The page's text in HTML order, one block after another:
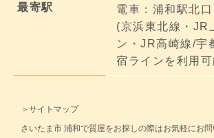
最寄駅
電車：浦和駅北
(京浜東北線・JR
ン・JR高崎線/宇
宿ラインを利用
＞サイトマップ
さいたま市 浦和で質屋をお探しの際はお気軽にお